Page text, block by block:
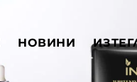
НОВИНИ